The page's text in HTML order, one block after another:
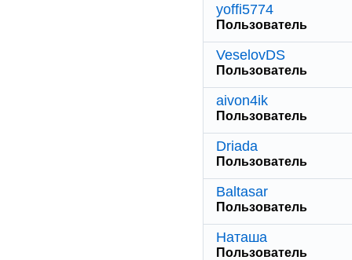
yoffi5774
Пользователь
VeselovDS
Пользователь
aivon4ik
Пользователь
Driada
Пользователь
Baltasar
Пользователь
Наташа
Пользователь